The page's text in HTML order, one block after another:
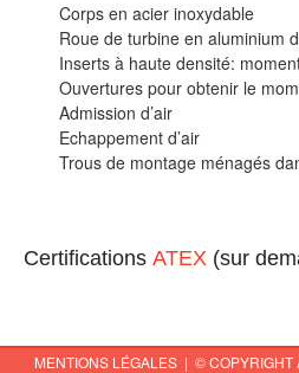
Corps en acier inoxydable
Roue de turbine en aluminium
Inserts à haute densité:
Ouvertures pour obtenir le
Admission d’air
Echappement d’air
Trous de montage ménagés
Certifications ATEX (sur
MENTIONS LÉGALES| © COPYRIGHT